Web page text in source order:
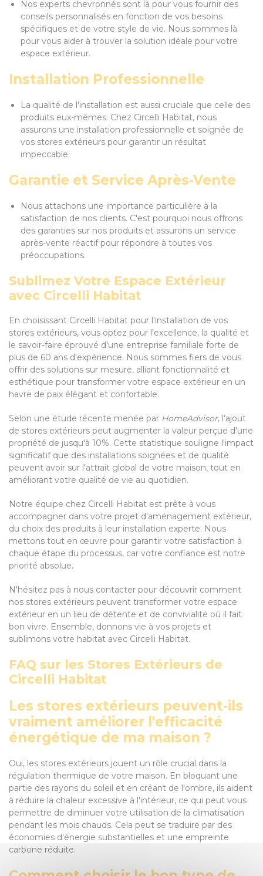
Nos experts chevronnés sont là pour vous fournir des
conseils personnalisés en fonction de vos besoins
spécifiques et de votre style de vie. Nous sommes là
pour vous aider à trouver la solution idéale pour votre
espace extérieur.
Installation Professionnelle
La qualité de l'installation est aussi cruciale que celle des
produits eux-mêmes. Chez Circelli Habitat, nous
assurons une installation professionnelle et soignée de
vos stores extérieurs pour garantir un résultat
impeccable.
Garantie et Service Après-Vente
Nous attachons une importance particulière à la
satisfaction de nos clients. C'est pourquoi nous offrons
des garanties sur nos produits et assurons un service
après-vente réactif pour répondre à toutes vos
préoccupations.
Sublimez Votre Espace Extérieur
avec Circelli Habitat
En choisissant Circelli Habitat pour l'installation de vos
stores extérieurs, vous optez pour l'excellence, la qualité et
le savoir-faire éprouvé d'une entreprise familiale forte de
plus de 60 ans d'expérience. Nous sommes fiers de vous
offrir des solutions sur mesure, alliant fonctionnalité et
esthétique pour transformer votre espace extérieur en un
havre de paix élégant et confortable.
Selon une étude récente menée par HomeAdvisor, l'ajout
de stores extérieurs peut augmenter la valeur perçue d'une
propriété de jusqu'à 10%. Cette statistique souligne l'impact
significatif que des installations soignées et de qualité
peuvent avoir sur l'attrait global de votre maison, tout en
améliorant votre qualité de vie au quotidien.
Notre équipe chez Circelli Habitat est prête à vous
accompagner dans votre projet d'aménagement extérieur,
du choix des produits à leur installation experte. Nous
mettons tout en œuvre pour garantir votre satisfaction à
chaque étape du processus, car votre confiance est notre
priorité absolue.
N'hésitez pas à nous contacter pour découvrir comment
nos stores extérieurs peuvent transformer votre espace
extérieur en un lieu de détente et de convivialité où il fait
bon vivre. Ensemble, donnons vie à vos projets et
sublimons votre habitat avec Circelli Habitat.
FAQ sur les Stores Extérieurs de
Circelli Habitat
Les stores extérieurs peuvent-ils
vraiment améliorer l'efficacité
énergétique de ma maison ?
Oui, les stores extérieurs jouent un rôle crucial dans la
régulation thermique de votre maison. En bloquant une
partie des rayons du soleil et en créant de l'ombre, ils aident
à réduire la chaleur excessive à l'intérieur, ce qui peut vous
permettre de diminuer votre utilisation de la climatisation
pendant les mois chauds. Cela peut se traduire par des
économies d'énergie substantielles et une empreinte
carbone réduite.